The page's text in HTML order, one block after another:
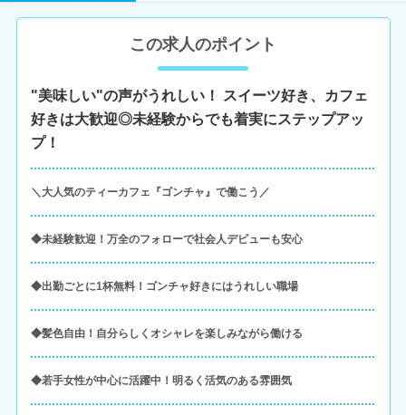
この求人のポイント
"美味しい"の声がうれしい！ スイーツ好き、カフェ
好きは大歓迎◎未経験からでも着実にステップアッ
プ！
＼大人気のティーカフェ『ゴンチャ』で働こう／
◆未経験歓迎！万全のフォローで社会人デビューも安心
◆出勤ごとに1杯無料！ゴンチャ好きにはうれしい職場
◆髪色自由！自分らしくオシャレを楽しみながら働ける
◆若手女性が中心に活躍中！明るく活気のある雰囲気